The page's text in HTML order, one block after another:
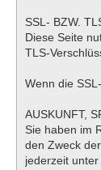
SSL- BZW.
Diese Seite
TLS-
Wenn die
AUSKUNFT,
Sie haben im
den Zweck
jederzeit